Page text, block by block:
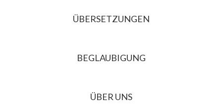
ÜBERSETZUNGEN
BEGLAUBIGUNG
ÜBER UNS